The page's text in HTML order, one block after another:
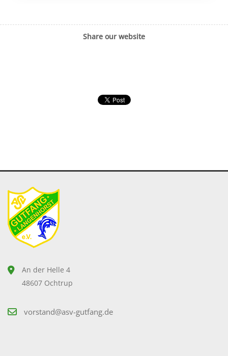
Share our website
An der Helle 4
48607 Ochtrup
vorstand@asv-gutfang.de